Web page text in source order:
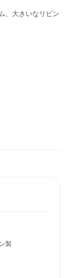
、大きいなリビン
製